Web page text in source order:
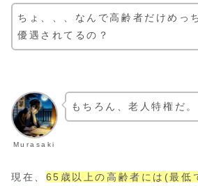
ちょ、、、なんで高齢者だけめっ
優遇されてるの？
Murasaki
もちろん、老人特権だ。
現在、 65歳以上の高齢者には(最低